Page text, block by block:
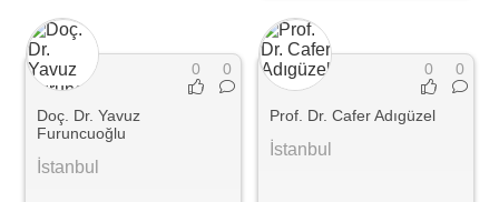
0 0
Doç. Dr. Yavuz
Furuncuoğlu
İstanbul
0 0
Prof. Dr. Cafer Adıgüzel
İstanbul